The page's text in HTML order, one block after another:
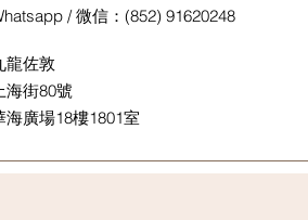
/ 微信：(852) 91620248
龍佐敦
海街80號
海廣場18樓1801室